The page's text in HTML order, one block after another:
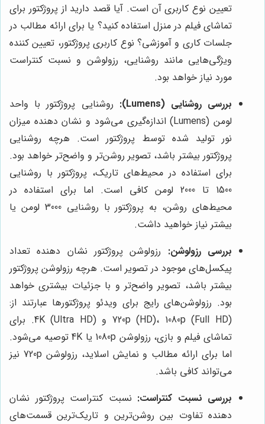
تعیین نوع کاربری آن است. آیا قصد دارید از پروژکتور برای
تماشای فیلم در منزل استفاده کنید؟ یا برای ارائه مطالب در
جلسات کاری و آموزشی؟ نوع کاربری پروژکتور، تعیین کننده
ویژگی‌هایی مانند روشنایی، رزولوشن و نسبت کنتراست
مورد نیاز خواهد بود.
بررسی روشنایی (Lumens):
روشنایی پروژکتور با واحد
لومن (Lumens) اندازه‌گیری می‌شود و نشان دهنده میزان
نور تولید شده توسط پروژکتور است. هرچه روشنایی
پروژکتور بیشتر باشد، تصویر روشن‌تر و واضح‌تر خواهد بود.
برای استفاده در محیط‌های تاریک، پروژکتور با روشنایی
1500 تا 2000 لومن کافی است. اما برای استفاده در
محیط‌های روشن، به پروژکتور با روشنایی 3000 لومن یا
بیشتر نیاز خواهید داشت.
بررسی رزولوشن: رزولوشن پروژکتور نشان دهنده تعداد
پیکسل‌های موجود در تصویر است. هرچه رزولوشن پروژکتور
بیشتر باشد، تصویر واضح‌تر و با جزئیات بیشتری خواهد
بود. رزولوشن‌های رایج برای ویدئو پروژکتورها عبارتند از:
720p (HD)، 1080p (Full HD) و 4K (Ultra HD). برای
تماشای فیلم و بازی، رزولوشن 1080p یا 4K توصیه می‌شود.
اما برای ارائه مطالب و نمایش اسلاید، رزولوشن 720p نیز
می‌تواند کافی باشد.
بررسی نسبت کنتراست: نسبت کنتراست پروژکتور نشان
دهنده تفاوت بین روشن‌ترین و تاریک‌ترین قسمت‌های